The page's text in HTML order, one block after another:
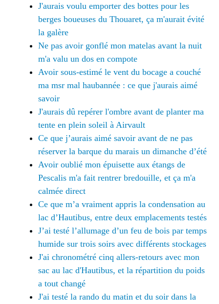
J'aurais voulu emporter des bottes pour les
berges boueuses du Thouaret, ça m'aurait évité
la galère
Ne pas avoir gonflé mon matelas avant la nuit
m'a valu un dos en compote
Avoir sous-estimé le vent du bocage a couché
ma msr mal haubannée : ce que j'aurais aimé
savoir
J'aurais dû repérer l'ombre avant de planter ma
tente en plein soleil à Airvault
Ce que j’aurais aimé savoir avant de ne pas
réserver la barque du marais un dimanche d’été
Avoir oublié mon épuisette aux étangs de
Pescalis m'a fait rentrer bredouille, et ça m'a
calmée direct
Ce que m’a vraiment appris la condensation au
lac d’Hautibus, entre deux emplacements testés
J’ai testé l’allumage d’un feu de bois par temps
humide sur trois soirs avec différents stockages
J'ai chronométré cinq allers-retours avec mon
sac au lac d'Hautibus, et la répartition du poids
a tout changé
J'ai testé la rando du matin et du soir dans la